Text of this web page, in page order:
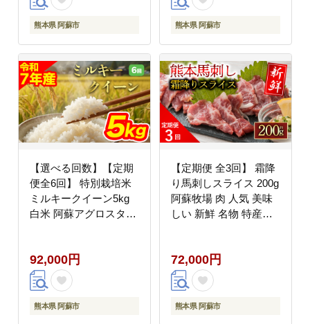
熊本県 阿蘇市
お中元 御歳暮 おつまみ
プレゼント 贈答用 熊本
熊本県 阿蘇市
【選べる回数】【定期
便全6回】 特別栽培米
ミルキークイーン5kg
白米 阿蘇アグロスタイ
なめらか 減農薬 湧水
熊本県 阿蘇市
92,000円
熊本県 阿蘇市
【定期便 全3回】 霜降
り馬刺しスライス 200g
阿蘇牧場 肉 人気 美味
しい 新鮮 名物 特産品
の日 お中元 御歳暮 お
つまみ プレゼント 贈答
用 熊本県 阿蘇市
72,000円
熊本県 阿蘇市